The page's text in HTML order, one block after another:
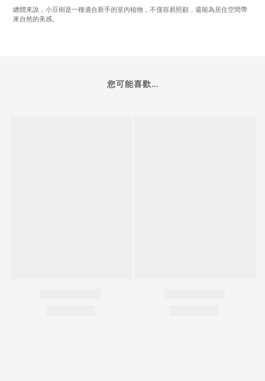
總體來說，小豆樹是一種適合新手的室內植物，不僅容易照顧，還能為居住空間帶
來自然的美感。
您可能喜歡...